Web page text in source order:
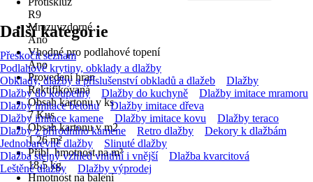
R9
Mrazuvzdorné
Ano
Vhodné pro podlahové topení
Ano
Provedení hran
Rektifikovaná
Obsah kartonu v ks
7 Kus
Obsah kartonu v m2
1,26 m²
Přibl. hmotnost na m²
18,5 kg
Hmotnost na balení
Další kategorie
Přeskočit seznam
Podlahové krytiny, obklady a dlažby
Obklady, dlažby a příslušenství obkladů a dlažeb
Dlažby
Dlažby do koupelny
Dlažby do kuchyně
Dlažby imitace mramoru
Dlažby imitace betonu
Dlažby imitace dřeva
Dlažby imitace kamene
Dlažby imitace kovu
Dlažby teraco
Dlažby z přírodního kamene
Retro dlažby
Dekory k dlažbám
Jednobarevné dlažby
Slinuté dlažby
Dlažba stejný vzhled vnitřní i vnější
Dlažba kvarcitová
Leštěné dlažby
Dlažby výprodej